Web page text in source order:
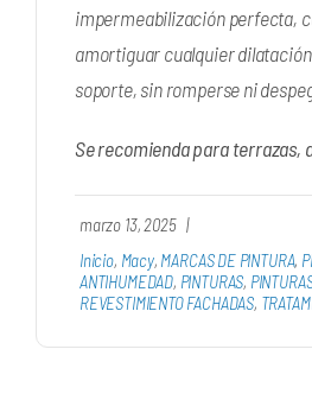
impermeabilización perfecta,
amortiguar cualquier
soporte, sin romperse ni
Se recomienda para terrazas,
marzo 13, 2025 |
Inicio, Macy, MARCAS DE PINTURA,
ANTIHUMEDAD, PINTURAS,
REVESTIMIENTO FACHADAS,